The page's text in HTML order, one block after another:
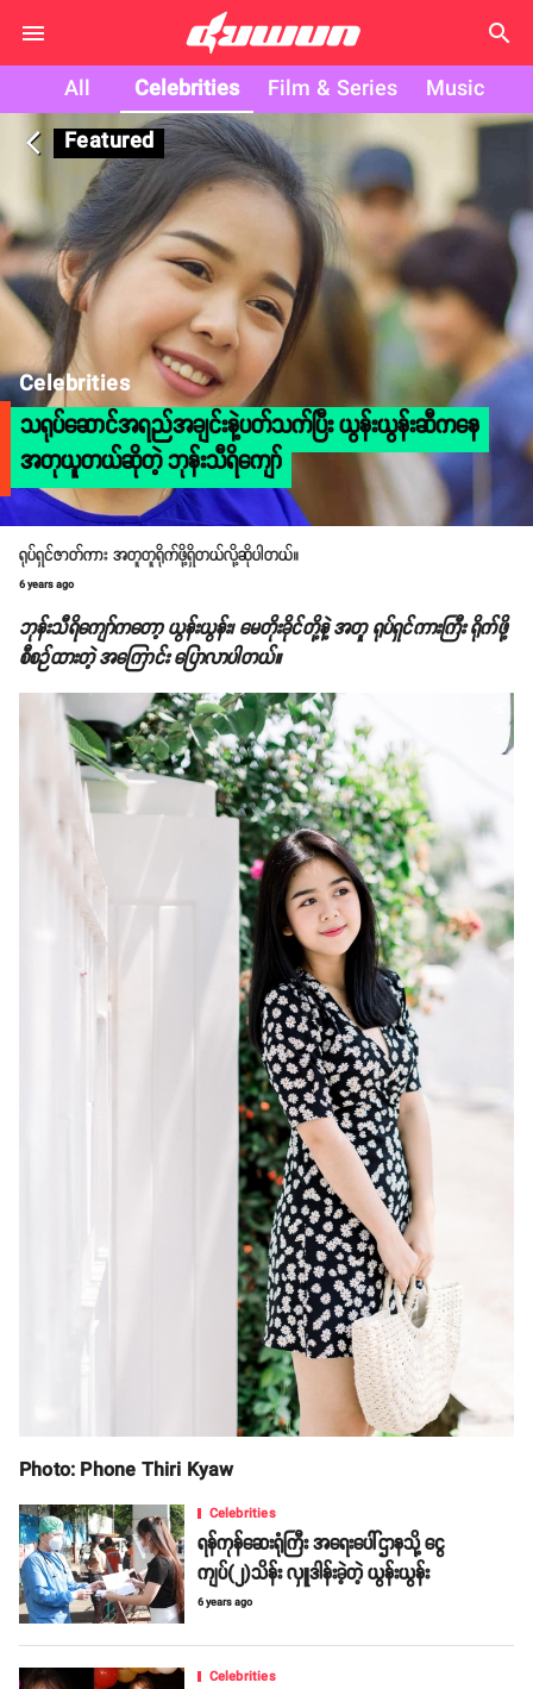
search
All Celebrities Film & Series
Music
Featured
arrow_back_ios
Celebrities
သရုပ်ဆောင်အရည်အချင်းနဲ့ပတ်သက်ပြီး ယွန်းယွန်းဆီကနေ
အတုယူတယ်ဆိုတဲ့ ဘုန်းသီရိကျော်
ရုပ်ရှင်ဇာတ်ကား အတူတူရိုက်ဖို့ရှိတယ်လို့ဆိုပါတယ်။
6 years ago
ဘုန်းသီရိကျော်ကတော့ ယွန်းယွန်း၊ မေတိုးခိုင်တို့နဲ့ အတူ ရုပ်ရှင်ကားကြီး ရိုက်ဖို့
စီစဉ်ထားတဲ့ အကြောင်း ပြောလာပါတယ်။
Photo: Phone Thiri Kyaw
Celebrities
ရန်ကုန်ဆေးရုံကြီး အရေးပေါ်ဌာနသို့ ငွေ
ကျပ်(၂)သိန်း လှူဒါန်းခဲ့တဲ့ ယွန်းယွန်း
6 years ago
Celebrities